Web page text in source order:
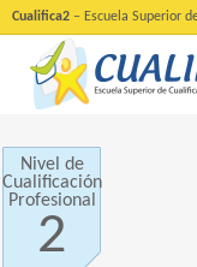
Cualifica2 – Escuela Superior
Nivel de
Cualificación
Profesional
2